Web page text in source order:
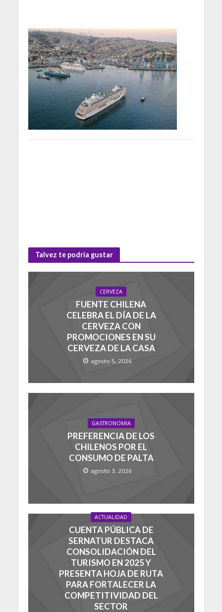
Talvez te podria gustar
CERVEZA
FUENTE CHILENA
CELEBRA EL DÍA DE LA
CERVEZA CON
PROMOCIONES EN SU
CERVEZA DE LA CASA
agosto 5, 2026
GASTRONOMIA
PREFERENCIA DE LOS
CHILENOS POR EL
CONSUMO DE PALTA
agosto 3, 2026
ACTUALIDAD
CUENTA PÚBLICA DE
SERNATUR DESTACA
CONSOLIDACIÓN DEL
TURISMO EN 2025 Y
PRESENTA HOJA DE RUTA
PARA FORTALECER LA
COMPETITIVIDAD DEL
SECTOR